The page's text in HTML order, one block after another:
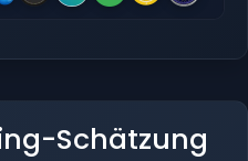
Schätzung